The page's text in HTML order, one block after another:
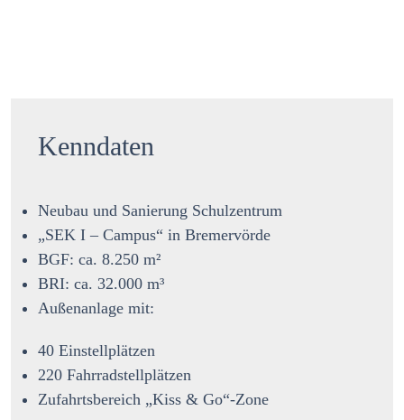
Kenndaten
Neubau und Sanierung Schulzentrum
„SEK I – Campus“ in Bremervörde
BGF: ca. 8.250 m²
BRI: ca. 32.000 m³
Außenanlage mit:
40 Einstellplätzen
220 Fahrradstellplätzen
Zufahrtsbereich „Kiss & Go“-Zone